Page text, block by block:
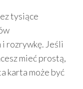
tysiące
i rozrywkę. Jeśli
mieć prostą,
karta może być